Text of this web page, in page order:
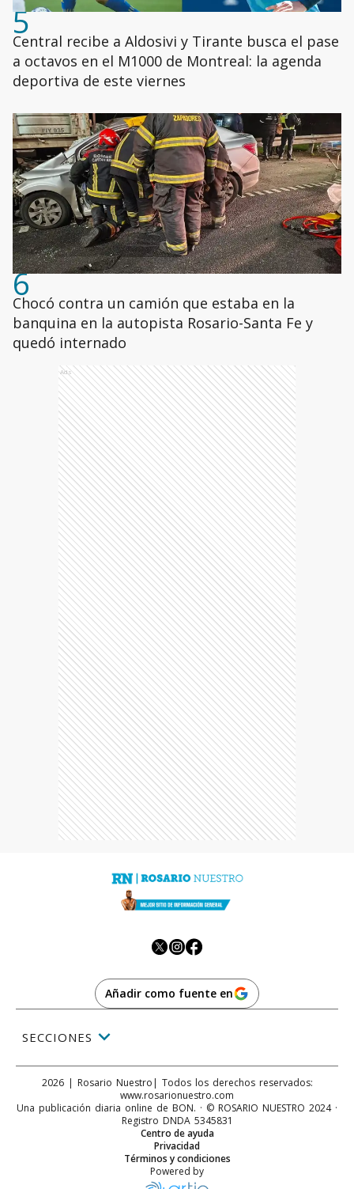
5
Central recibe a Aldosivi y Tirante busca el pase
a octavos en el M1000 de Montreal: la agenda
deportiva de este viernes
6
Chocó contra un camión que estaba en la
banquina en la autopista Rosario-Santa Fe y
quedó internado
Ads
Añadir como fuente en
SECCIONES
2026| Rosario Nuestro | Todos los derechos reservados:
www.rosarionuestro.com
Una publicación diaria online de BON. · © ROSARIO NUESTRO 2024 ·
Registro DNDA 5345831
Términos y condiciones
Privacidad
Centro de ayuda
Powered by